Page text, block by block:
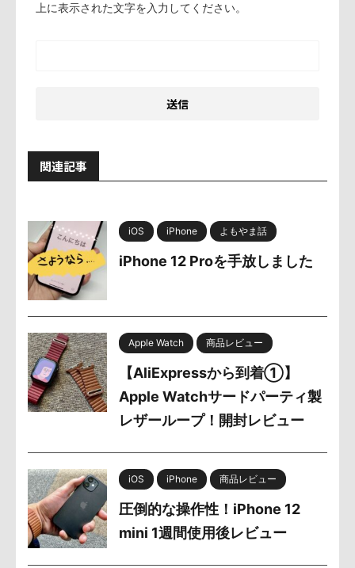
上に表示された文字を入力してください。
関連記事
iOS iPhone よもやま話
iPhone 12 Proを手放しました
Apple Watch 商品レビュー
【AliExpressから到着①】
Apple Watchサードパーティ製
レザーループ！開封レビュー
iOS iPhone 商品レビュー
圧倒的な操作性！iPhone 12
mini 1週間使用後レビュー